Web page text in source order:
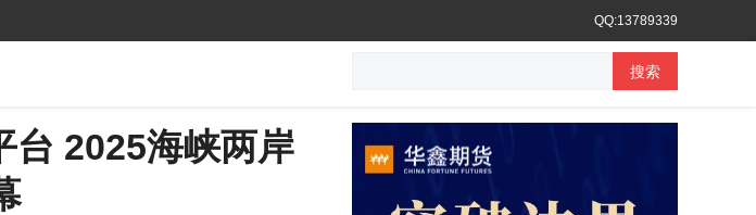
QQ:13789339
搜索
台 2025海峡两岸